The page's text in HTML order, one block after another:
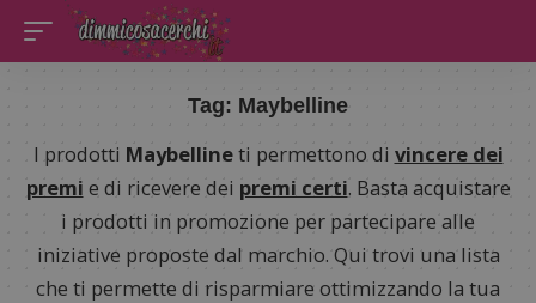
Tag: Maybelline
I prodotti Maybellineti permettono di vincere dei
premi e di ricevere dei premi certi. Basta acquistare
i prodotti in promozione per partecipare alle
iniziative proposte dal marchio. Qui trovi una lista
che ti permette di risparmiare ottimizzando la tua